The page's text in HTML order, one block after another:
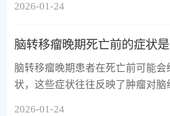
2026-01-24
脑转移瘤晚期死亡前的症状
脑转移瘤晚期患者在死亡前可能会
状，这些症状往往反映了肿瘤对脑
2026-01-24